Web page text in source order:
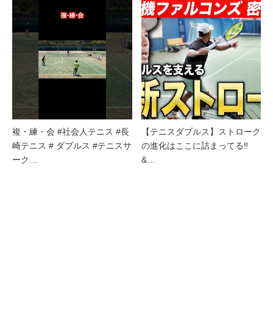
複・練・会 #社会人テニス #長
崎テニス # ダブルス #テニスサ
ーク…
【テニスダブルス】ストローク
の進化はここに詰まってる‼
&…